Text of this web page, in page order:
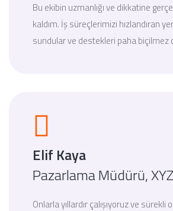
Bu ekibin uzmanlığı ve dikkatine
kaldım. İş süreçlerimizi hızlandıran
sundular ve destekleri paha biçilmez
Elif Kaya
Pazarlama Müdürü,
Onlarla yıllardır çalışıyoruz ve sürekli